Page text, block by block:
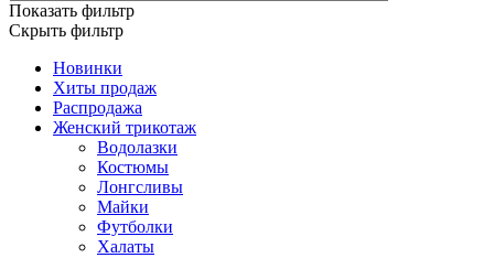
Показать фильтр
Скрыть фильтр
Новинки
Хиты продаж
Распродажа
Женский трикотаж
Водолазки
Костюмы
Лонгсливы
Майки
Футболки
Халаты